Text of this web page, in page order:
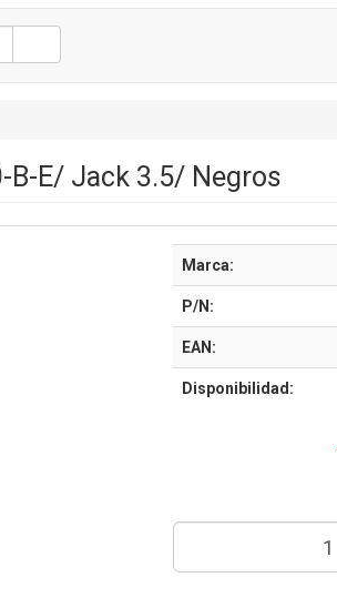
E/ Jack 3.5/ Negros
Marca:
P/N:
EAN:
Disponibilidad: